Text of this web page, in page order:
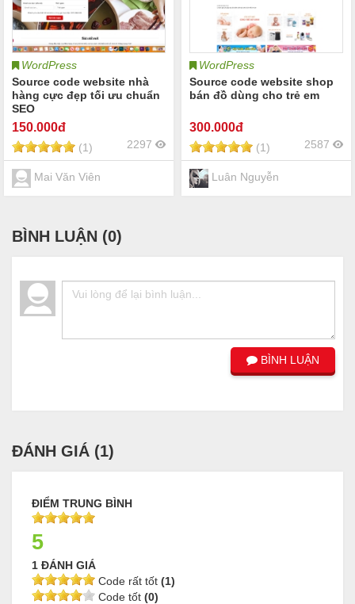
WordPress
Source code website nhà
hàng cực đẹp tối ưu chuẩn
SEO
150.000đ
(1) 2297
Mai Văn Viên
WordPress
Source code website shop
bán đồ dùng cho trẻ em
300.000đ
(1) 2587
Luân Nguyễn
BÌNH LUẬN (0)
BÌNH LUẬN
ĐÁNH GIÁ (1)
ĐIỂM TRUNG BÌNH
5
1 ĐÁNH GIÁ
Code rất tốt (1)
Code tốt (0)